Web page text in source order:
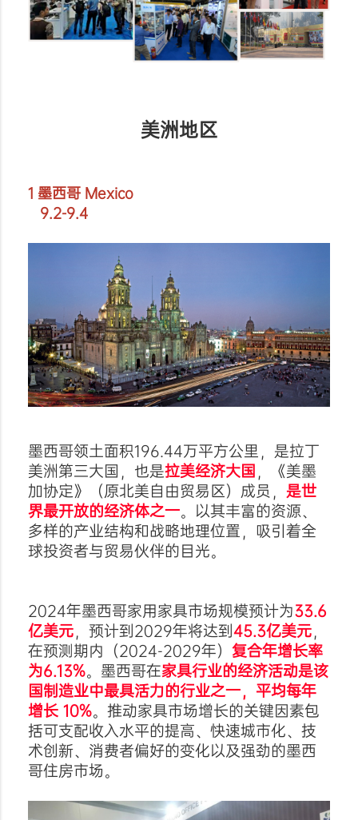
美洲地区
1 墨西哥 Mexico
9.2-9.4
墨西哥领土面积196.44万平方公里，是拉丁
美洲第三大国，也是拉美经济大国 ，《美墨
加协定》（原北美自由贸易区）成员， 是世
界最开放的经济体之一。以其丰富的资源、
多样的产业结构和战略地理位置，吸引着全
球投资者与贸易伙伴的目光。
2024年墨西哥家用家具市场规模预计为33.6
亿美元，预计到2029年将达到45.3亿美元，
在预测期内（2024-2029年） 复合年增长率
为6.13%。墨西哥在家具行业的经济活动是该
国制造业中最具活力的行业之一，平均每年
增长 10%。推动家具市场增长的关键因素包
括可支配收入水平的提高、快速城市化、技
术创新、消费者偏好的变化以及强劲的墨西
哥住房市场。